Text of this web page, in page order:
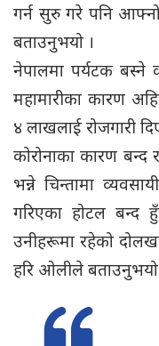
गर्न सुरु गरे पनि
बताउनुभयो ।
नेपालमा पर्यटक बस्ने
महामारीका कारण
४ लाखलाई रोजगारी
कोरोनाका कारण
भन्ने चिन्तामा
गरिएका होटल बन्द
उनीहरूमा रहेको
हरि ओलीले बताउनुभयो